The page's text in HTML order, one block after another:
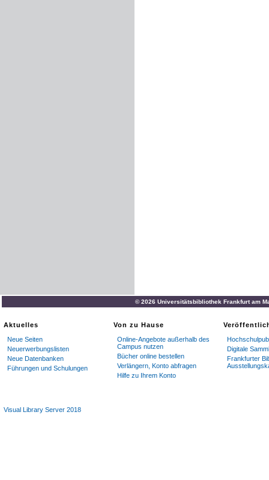
© 2026 Universitätsbibliothek Frankfurt am
Aktuelles
Neue Seiten
Neuerwerbungslisten
Neue Datenbanken
Führungen und Schulungen
Von zu Hause
Online-Angebote außerhalb des
Campus nutzen
Bücher online bestellen
Verlängern, Konto abfragen
Hilfe zu Ihrem Konto
Digitale
Frankfurter
Visual Library Server 2018